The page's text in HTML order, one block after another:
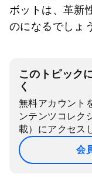
ボットは、革新
のになるでしょ
このトピック
く
無料アカウント
ンテンツコレク
載）にアクセス
会